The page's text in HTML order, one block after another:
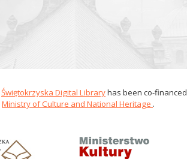
Świętokrzyska Digital Libraryhas been co-financed
Ministry of Culture and National Heritage .